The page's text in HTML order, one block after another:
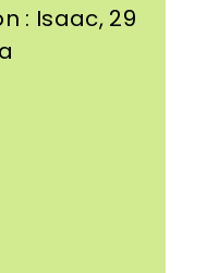
: Isaac, 29